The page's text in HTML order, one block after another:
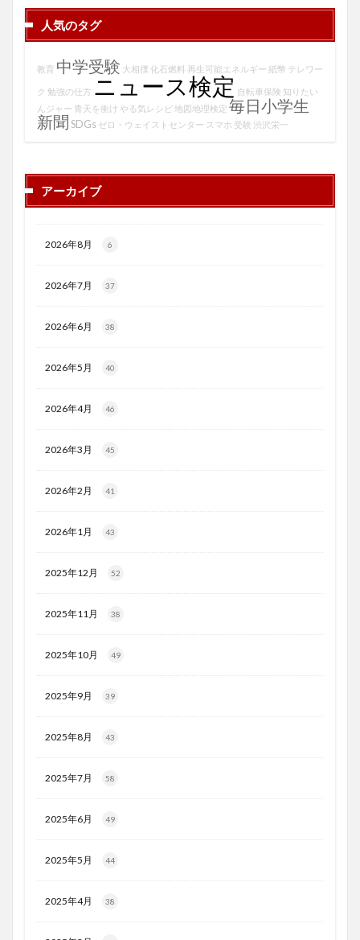
人気のタグ
教育 中学受験 大相撲 化石燃料 再生可能エネルギー 紙幣 テレワー
ク 勉強の仕方 ニュース検定 自転車保険 知りたい
んジャー 青天を衝け やる気レシピ 地図地理検定 毎日小学生
新聞 SDGs ゼロ・ウェイストセンター スマホ 受験 渋沢栄一
アーカイブ
2026年8月 6
2026年7月 37
2026年6月 38
2026年5月 40
2026年4月 46
2026年3月 45
2026年2月 41
2026年1月 43
2025年12月 52
2025年11月 38
2025年10月 49
2025年9月 39
2025年8月 43
2025年7月 58
2025年6月 49
2025年5月 44
2025年4月 38